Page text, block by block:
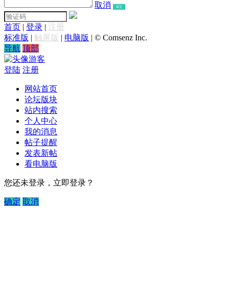
取消 提交
首页 | 登录 | 注册
标准版 | 触屏版 | 电脑版 | © Comsenz Inc.
导航 顶部
游客
登陆 注册
网站首页
论坛版块
站内搜索
个人中心
我的消息
帖子提醒
发表新帖
看电脑版
您还未登录，立即登录？
确定 取消